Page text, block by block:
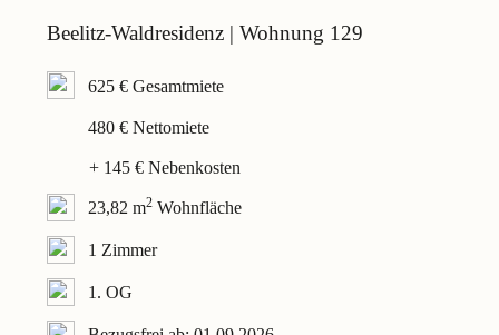
Beelitz-Waldresidenz | Wohnung 129
625 € Gesamtmiete
480 € Nettomiete
+ 145 € Nebenkosten
23,82 m2 Wohnfläche
1 Zimmer
1. OG